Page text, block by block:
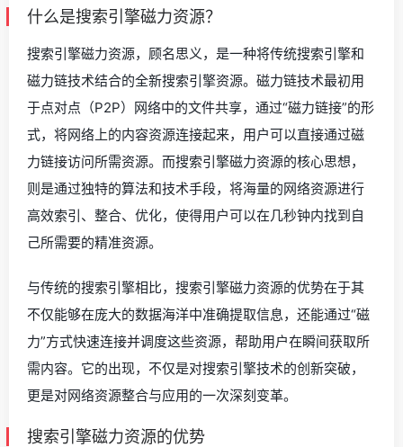
什么是搜索引擎磁力资源？
搜索引擎磁力资源，顾名思义，是一种将传统搜索引擎和
磁力链技术结合的全新搜索引擎资源。磁力链技术最初用
于点对点（P2P）网络中的文件共享，通过“磁力链接”的形
式，将网络上的内容资源连接起来，用户可以直接通过磁
力链接访问所需资源。而搜索引擎磁力资源的核心思想，
则是通过独特的算法和技术手段，将海量的网络资源进行
高效索引、整合、优化，使得用户可以在几秒钟内找到自
己所需要的精准资源。
与传统的搜索引擎相比，搜索引擎磁力资源的优势在于其
不仅能够在庞大的数据海洋中准确提取信息，还能通过“磁
力”方式快速连接并调度这些资源，帮助用户在瞬间获取所
需内容。它的出现，不仅是对搜索引擎技术的创新突破，
更是对网络资源整合与应用的一次深刻变革。
搜索引擎磁力资源的优势